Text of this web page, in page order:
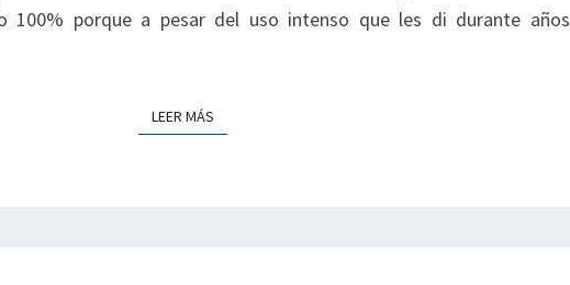
100% porque a pesar del uso intenso que les di durante años
LEER MÁS